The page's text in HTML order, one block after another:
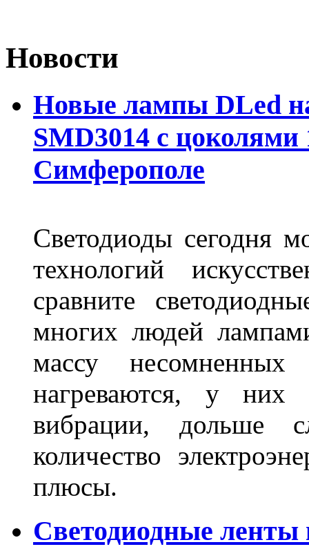
Новости
Новые лампы DLed
SMD3014 с цоколями
Симферополе
Светодиоды сегодня
технологий
сравните
многих людей
массу
нагреваются, у них
вибрации, дольше
количество
плюсы.
Светодиодные